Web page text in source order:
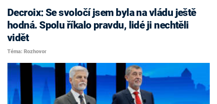
Decroix: Se svoločí jsem byla na vládu ještě
hodná. Spolu říkalo pravdu, lidé ji nechtěli
vidět
Téma: Rozhovor